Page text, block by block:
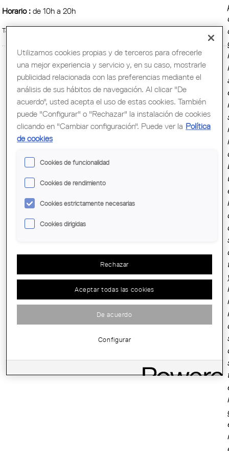
Horario :de 10h a 20h
Tarja digital:
Utilizamos cookies propias y de terceros para ofrecerle
una mejor experiencia y servicio y, en su caso, mostrarle
publicidad relacionada con las preferencias mediante el
análisis de sus hábitos de navegación. Al clicar "De
acuerdo", usted acepta el uso de estas cookies. También
puede "Configurar" o "Rechazar" la instalación de cookies
clicando en "Cambiar configuración". Puede ver la Política
de cookies
Cookies de funcionalidad
Cookies de rendimiento
Cookies estrictamente necesarias
Cookies dirigidas
Rechazar
Aceptar todas las cookies
De acuerdo
Configurar